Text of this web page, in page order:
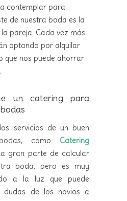
contemplar para
de nuestra boda es la
pareja. Cada vez más
optando por alquilar
que nos puede ahorrar
un catering para
bodas
servicios de un buen
como Catering
gran parte de calcular
boda, pero es muy
a la luz que puede
dudas de los novios a